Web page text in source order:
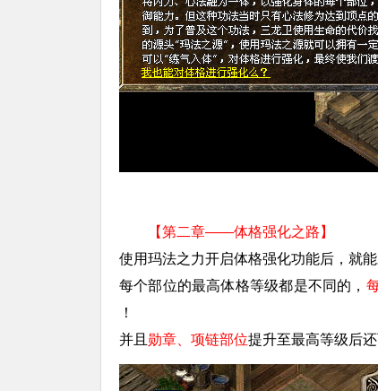
【第二章——体格强化之路】
使用玛法之力开启体格强化功能后，就
每个部位的最高体格等级都是不同的，
！
并且 勋章、项链部位提升至最高等级后